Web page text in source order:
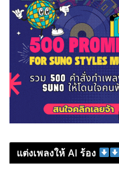
แต่งเพลงให้ AI ร้อง